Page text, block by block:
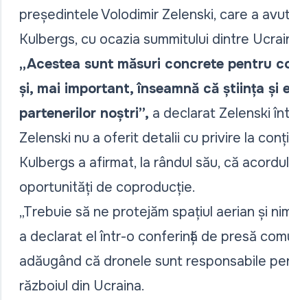
președintele Volodimir Zelenski, care a
Kulbergs, cu ocazia summitului dintre
„Acestea sunt măsuri concrete pentru
și, mai important, înseamnă că știința și
partenerilor noștri”, a declarat Zelenski
Zelenski nu a oferit detalii cu privire la
Kulbergs a afirmat, la rândul său, că
oportunități de coproducție.
„Trebuie să ne protejăm spațiul aerian și
a declarat el într-o conferință de presă
adăugând că dronele sunt responsabile
războiul din Ucraina.